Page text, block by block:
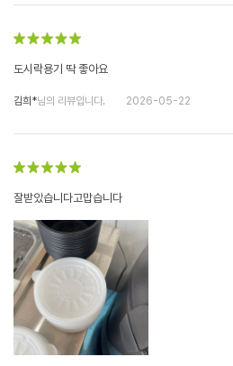
도시락용기 딱 좋아요
김희*님의 리뷰입니다. 2026-05-22
잘받았습니다고맙습니다